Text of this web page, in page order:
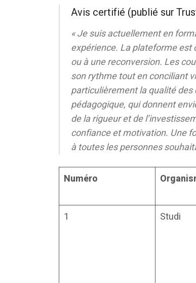
Avis certifié (publié sur
« Je suis actuellement en
expérience. La plateforme est
ou à une reconversion. Les
son rythme tout en conciliant
particulièrement la qualité
pédagogique, qui donnent
de la rigueur et de
confiance et motivation. Une
à toutes les personnes
Numéro
1
Studi